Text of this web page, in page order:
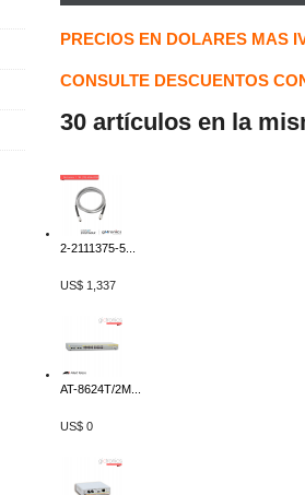
PRECIOS EN DOLARES MAS
CONSULTE DESCUENTOS
30 artículos en la
2-2111375-5...
US$ 1,337
AT-8624T/2M...
US$ 0